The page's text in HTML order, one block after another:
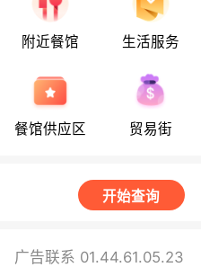
附近餐馆 生活服务
餐馆供应区 贸易街
开始查询
广告联系 01.44.61.05.23